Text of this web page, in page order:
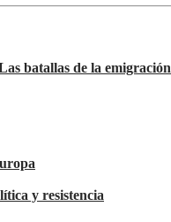
batallas de la emigración
y resistencia